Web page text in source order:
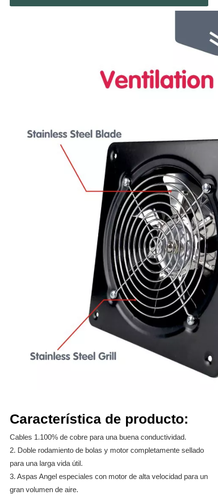
Característica de producto:
Cables 1.100% de cobre para una buena conductividad.
2. Doble rodamiento de bolas y motor completamente sellado
para una larga vida útil.
3. Aspas Angel especiales con motor de alta velocidad para un
gran volumen de aire.